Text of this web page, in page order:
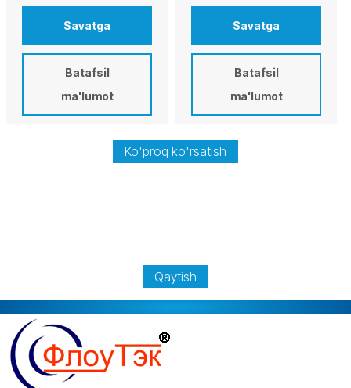
Savatga
Batafsil
ma'lumot
Savatga
Batafsil
ma'lumot
Ko'proq ko'rsatish
Qaytish